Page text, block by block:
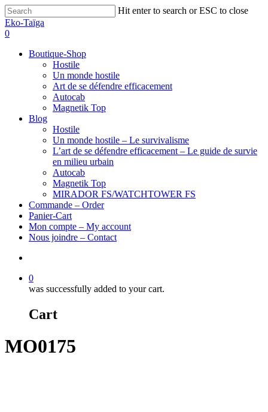
Hit enter to search or ESC to close
Eko-Taïga
0
Boutique-Shop
Hostile
Un monde hostile
Art de se défendre efficacement
Autocab
Magnetik Top
Blog
Hostile
Un monde hostile – Le survivalisme
L’art de se défendre efficacement – Le guide de survie
en milieu urbain
Autocab
Magnetik Top
MIRADOR FS/WATCHTOWER FS
Commande – Order
Panier-Cart
Mon compte – My account
Nous joindre – Contact
0
was successfully added to your cart.
Cart
MO0175